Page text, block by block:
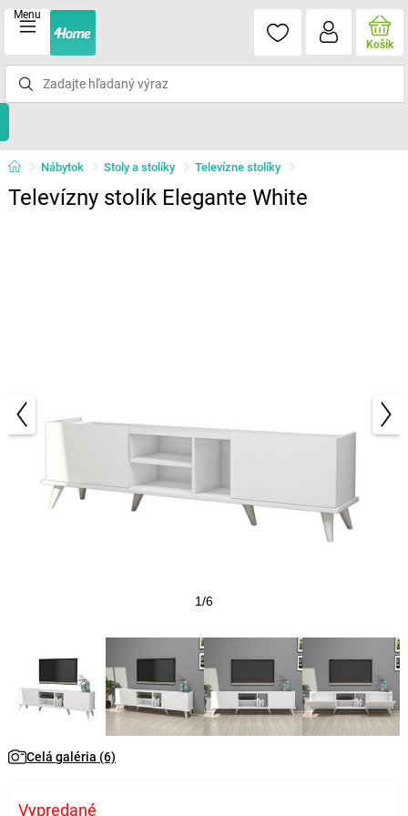
Menu
Košík
Nábytok Stoly a stolíky Televízne stolíky
Televízny stolík Elegante White
1/6
Celá galéria (6)
Vypredané